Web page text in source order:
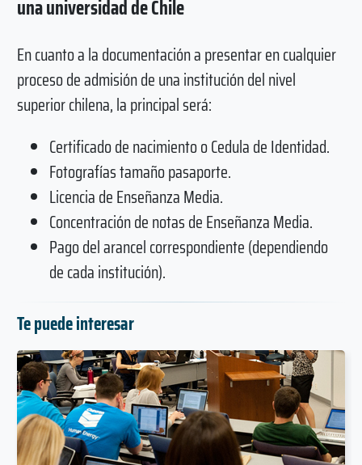
una universidad de Chile
En cuanto a la documentación a presentar en cualquier
proceso de admisión de una institución del nivel
superior chilena, la principal será:
Certificado de nacimiento o Cedula de Identidad.
Fotografías tamaño pasaporte.
Licencia de Enseñanza Media.
Concentración de notas de Enseñanza Media.
Pago del arancel correspondiente (dependiendo
de cada institución).
Te puede interesar